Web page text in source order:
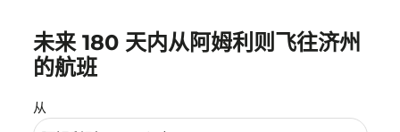
未来 180 天内从阿姆利则飞往济州
的航班
从
没有符合您的筛选条件的机票。请调整您的筛选条件。